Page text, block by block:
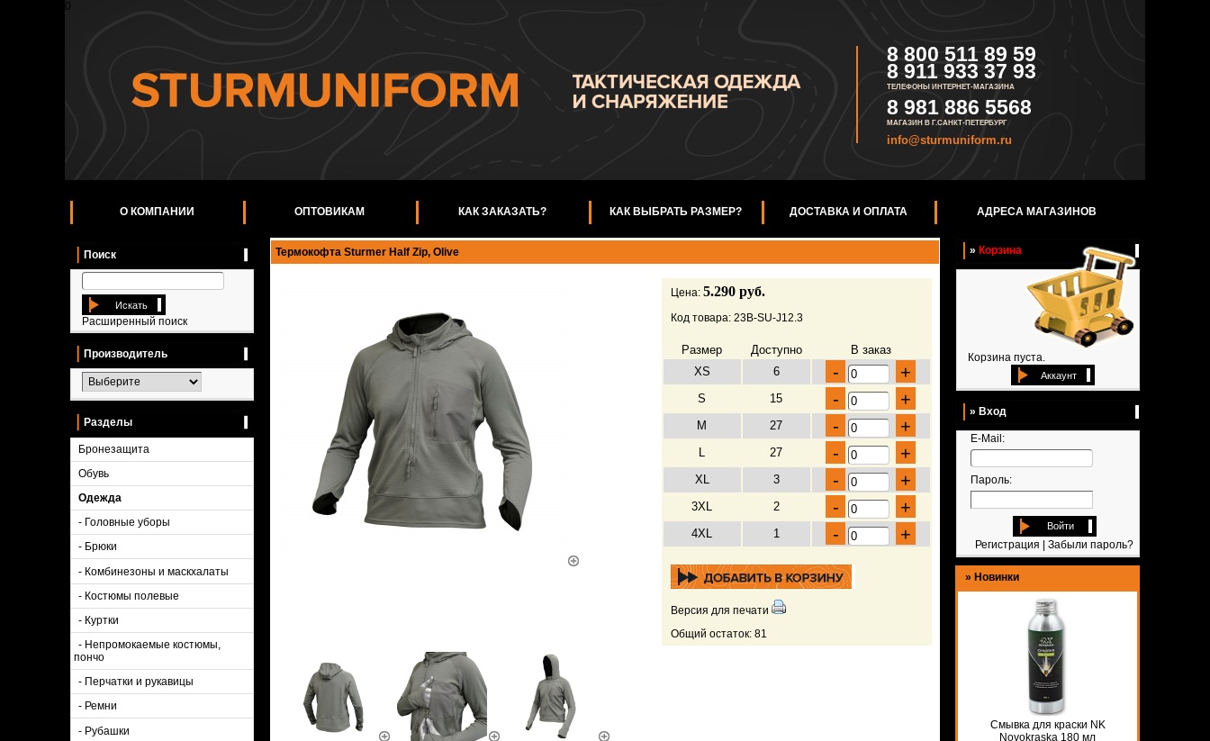
0
8 800 511 89 59
8 911 933 37 93
ТЕЛЕФОНЫ ИНТЕРНЕТ-МАГАЗИНА
8 981 886 5568
МАГАЗИН В Г.САНКТ-ПЕТЕРБУРГ
info@sturmuniform.ru
О КОМПАНИИ ОПТОВИКАМ КАК ЗАКАЗАТЬ? КАК ВЫБРАТЬ РАЗМЕР? ДОСТАВКА И ОПЛАТА АДРЕСА МАГАЗИНОВ
Термокофта Sturmer Half Zip, Olive
Цена: 5.290 руб.
Код товара: 23B-SU-J12.3
Размер Доступно
В заказ
XS
6 - +
S 15 - +
М 27 - +
27 - +
XL 3 - +
3XL 2 - +
4XL 1 - +
Версия для печати
Общий остаток: 81
Поиск
Искать
Расширенный поиск
Производитель
Разделы
Бронезащита
Обувь
Одежда
- Головные уборы
- Брюки
- Комбинезоны и маскхалаты
- Костюмы полевые
- Куртки
- Непромокаемые костюмы,
пончо
- Перчатки и рукавицы
- Ремни
- Рубашки
» Корзина
Корзина пуста.
Аккаунт
» Вход
E-Mail:
Пароль:
Войти
Регистрация |Забыли пароль?
» Новинки
Смывка для краски NK
Novokraska 180 мл